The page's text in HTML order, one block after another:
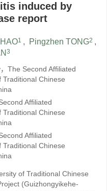
induced by
report
1 , Pingzhen TONG2 ,
3
The Second Affiliated
Traditional Chinese
Affiliated
Traditional Chinese
Affiliated
Traditional Chinese
of Traditional Chinese
(Guizhongyikehe-